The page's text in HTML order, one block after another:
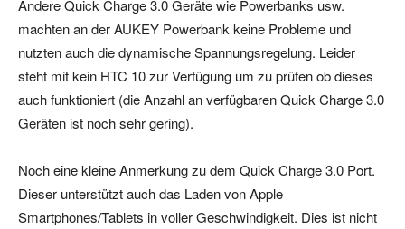
Andere Quick Charge 3.0 Geräte wie Powerbanks usw.
machten an der AUKEY Powerbank keine Probleme und
nutzten auch die dynamische Spannungsregelung. Leider
steht mit kein HTC 10 zur Verfügung um zu prüfen ob dieses
auch funktioniert (die Anzahl an verfügbaren Quick Charge 3.0
Geräten ist noch sehr gering).
Noch eine kleine Anmerkung zu dem Quick Charge 3.0 Port.
Dieser unterstützt auch das Laden von Apple
Smartphones/Tablets in voller Geschwindigkeit. Dies ist nicht